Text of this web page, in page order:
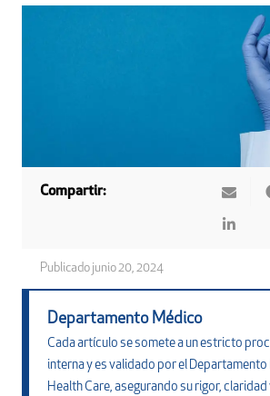
Compartir:
Publicado junio 20, 2024
Departamento Médico
Cada artículo se somete a un estricto
interna y es validado por el
Health Care, asegurando su rigor,